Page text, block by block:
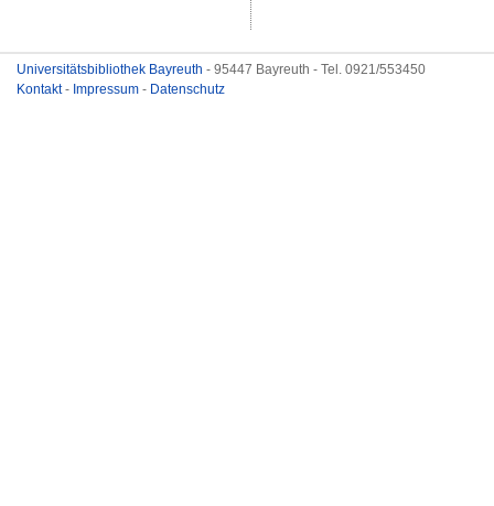
Universitätsbibliothek Bayreuth - 95447 Bayreuth - Tel. 0921/553450
Kontakt- Impressum - Datenschutz